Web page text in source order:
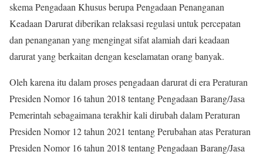
skema Pengadaan Khusus berupa Pengadaan Penanganan
Keadaan Darurat diberikan relaksasi regulasi untuk percepatan
dan penanganan yang mengingat sifat alamiah dari keadaan
darurat yang berkaitan dengan keselamatan orang banyak.
Oleh karena itu dalam proses pengadaan darurat di era Peraturan
Presiden Nomor 16 tahun 2018 tentang Pengadaan Barang/Jasa
Pemerintah sebagaimana terakhir kali dirubah dalam Peraturan
Presiden Nomor 12 tahun 2021 tentang Perubahan atas Peraturan
Presiden Nomor 16 tahun 2018 tentang Pengadaan Barang/Jasa